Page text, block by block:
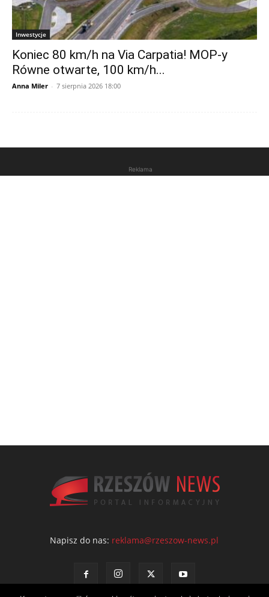
Inwestycje
Koniec 80 km/h na Via Carpatia! MOP-y
Równe otwarte, 100 km/h...
Anna Miler - 7 sierpnia 2026 18:00
Reklama
Napisz do nas: reklama@rzeszow-news.pl